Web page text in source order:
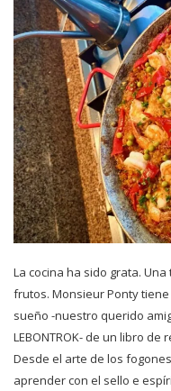
La cocina ha sido grata.
frutos. Monsieur Ponty
sueño -nuestro querido
LEBONTROK- de un libro
Desde el arte de los
aprender con el sello e